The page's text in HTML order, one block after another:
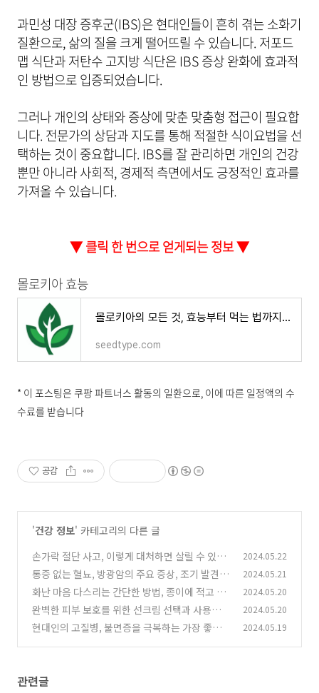
과민성 대장 증후군(IBS)은 현대인들이 흔히 겪는 소화기
질환으로, 삶의 질을 크게 떨어뜨릴 수 있습니다. 저포드
맵 식단과 저탄수 고지방 식단은 IBS 증상 완화에 효과적
인 방법으로 입증되었습니다.
그러나 개인의 상태와 증상에 맞춘 맞춤형 접근이 필요합
니다. 전문가의 상담과 지도를 통해 적절한 식이요법을 선
택하는 것이 중요합니다. IBS를 잘 관리하면 개인의 건강
뿐만 아니라 사회적, 경제적 측면에서도 긍정적인 효과를
가져올 수 있습니다.
▼ 클릭 한 번으로 얻게되는 정보 ▼
몰로키아 효능
몰로키아의 모든 것, 효능부터 먹는 법까지, 건강과 미용을 위한 최고의 선택
seedtype.com
* 이 포스팅은 쿠팡 파트너스 활동의 일환으로, 이에 따른 일정액의 수
수료를 받습니다
공감
'건강 정보' 카테고리의 다른 글
손가락 절단 사고, 이렇게 대처하면 살릴 수 있습
니다! (0)
2024.05.22
통증 없는 혈뇨, 방광암의 주요 증상, 조기 발견과
예방이 중요한 이유
(0)
2024.05.21
화난 마음 다스리는 간단한 방법, 종이에 적고 찢
기
(0)
2024.05.20
완벽한 피부 보호를 위한 선크림 선택과 사용법
(0)
2024.05.20
현대인의 고질병, 불면증을 극복하는 가장 좋은
2024.05.19
관련글